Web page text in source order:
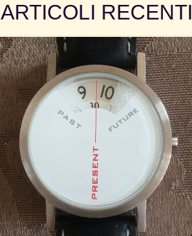
ARTICOLI RECENTI